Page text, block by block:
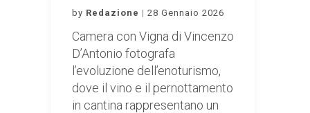
by Redazione 28 Gennaio 2026
Camera con Vigna di Vincenzo
D’Antonio fotografa
l’evoluzione dell’enoturismo,
dove il vino e il pernottamento
in cantina rappresentano un